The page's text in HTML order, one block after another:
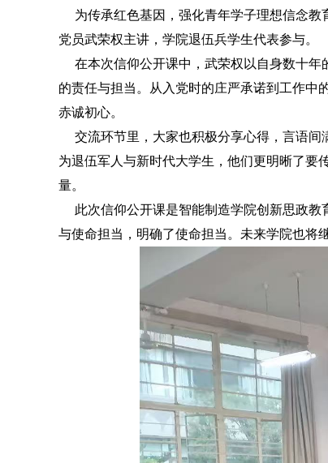
为传承红色基因，强化青年学子理想信念教
党员武荣权主讲，学院退伍兵学生代表参与。
在本次信仰公开课中 ，武荣权以自身数十
的责任与担当。从入党时的庄严承诺到工作中
赤诚初心。
交流环节里，大家也积极分享心得，言语
为退伍军人与新时代大学生，他们更明晰了要
量。
此次信仰公开课是智能制造学院创新思政教
与使命担当，明确了使命担当。 未来学院也将